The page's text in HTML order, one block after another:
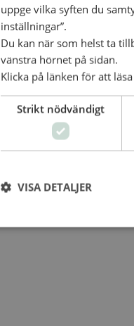
uppge vilka syften du
inställningar”.
Du kan när som helst ta
vänstra hörnet på sidan.
Klicka på länken för att
Strikt nödvändigt
VISA DETALJER